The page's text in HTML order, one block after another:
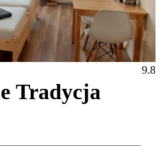
Tradycja
9.8